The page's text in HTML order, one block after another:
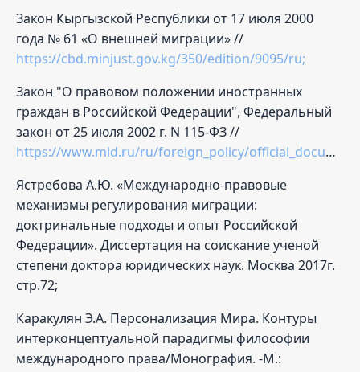
Закон Кыргызской Республики от 17 июля 2000
года № 61 «О внешней миграции» //
https://cbd.minjust.gov.kg/350/edition/9095/ru;
Закон "О правовом положении иностранных
граждан в Российской Федерации", Федеральный
закон от 25 июля 2002 г. N 115-ФЗ //
https://www.mid.ru/ru/foreign_policy/official_documents/1586163/;
Ястребова А.Ю. «Международно-правовые
механизмы регулирования миграции:
доктринальные подходы и опыт Российской
Федерации». Диссертация на соискание ученой
степени доктора юридических наук. Москва 2017г.
стр.72;
Каракулян Э.А. Персонализация Мира. Контуры
интерконцептуальной парадигмы философии
международного права/Монография. -М.: